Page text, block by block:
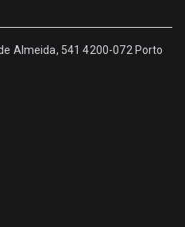
Almeida, 541 4200-072 Porto